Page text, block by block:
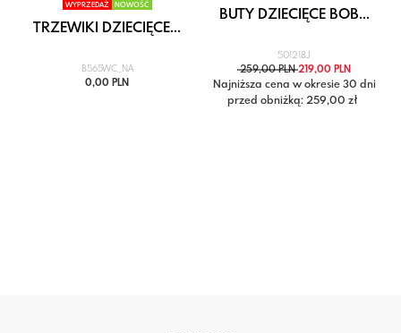
WYPRZEDAŻ NOWOŚĆ
TRZEWIKI DZIECIĘCE...
B565WC_NA
0,00 PLN
BUTY DZIECIĘCE BOB...
501218J
259,00 PLN219,00 PLN
Najniższa cena w okresie 30 dni
przed obniżką: 259,00 zł